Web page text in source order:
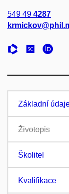
549 49 4287
Základní
Životopis
Školitel
Kvalifikace